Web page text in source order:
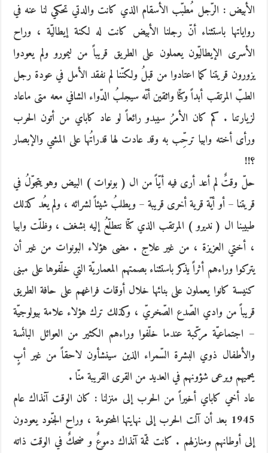
الأبيض : الرّجل مُطبّب الأسقام الذي كانت والدتي تحكي لنا عنه في
رواياتها باستثناء أنّ رجلنا الأبيض كانت له لكنة إيطاليّة ، وراح
الأسرى الإيطاليّون يعملون على الطريق قريباً من ليمورو ولم يعودوا
يزورون قريتنا كما اعتادوا من قبلُ ولكنّنا لم نفقد الأمل في عودة رجل
الطبّ المرتقب أبداً وكنّا واثقين أنّه سيجلبُ الدّواء الشافي معه متى ماعاد
لزيارتنا . كم كان الأمرُ سيبدو رائعاً لو عاد كاباي من أتون الحرب
ورأى أخته وابيا ترحِّب به وقد عادت لها قدراتُها على المشي والإبصار
؟!!
حلّ وقتٌ لم أعد أرى فيه أيّاً من ال ( بونوات ) البيض وهو يتجوّلُ في
قريتنا – أو أيّة قرية أخرى قريبة – ويطلبُ شيئاً لشرائه ، ولم يعُد كذلك
طبيبنا ال ( نديرو ) المرتقب الذي كنّا نتطلّعُ إليه بشغف ، وظلّت وابيا
، أختي العزيزة ، من غير علاج . مضى هؤلاء البونوات من غير أن
يتركوا وراءهم أثراً يذكر باستثناء بصمتهم المعماريّة التي خلّفوها على مبنى
كنيسة كانوا يعملون على بنائها خلال أوقات فراغهم على حافة الطريق
قريباً من وادي الصّدع الصّخريّ ، وكذلك ترك هؤلاء علامة بيولوجيّة
– اجتماعيّة مركّبة عندما خلّفوا وراءهم الكثير من العوائل البائسة
والأطفال ذوي البشرة السّمراء الذين سينشأون لاحقاً من غير أبٍ
يحميهم ويرعى شؤونهم في العديد من القرى القريبة منّا .
عاد أخي كاباي أخيراً من الحرب إلى منزلنا : كان الوقت آنذاك عام
1945 بعد أن آلت الحرب إلى نهايتها المحتومة ، وراح الجّنود يعودون
إلى أوطانهم ومنازلهم . كانت ثمّة آنذاك دموعٌ و ضحكٌ في الوقت ذاته